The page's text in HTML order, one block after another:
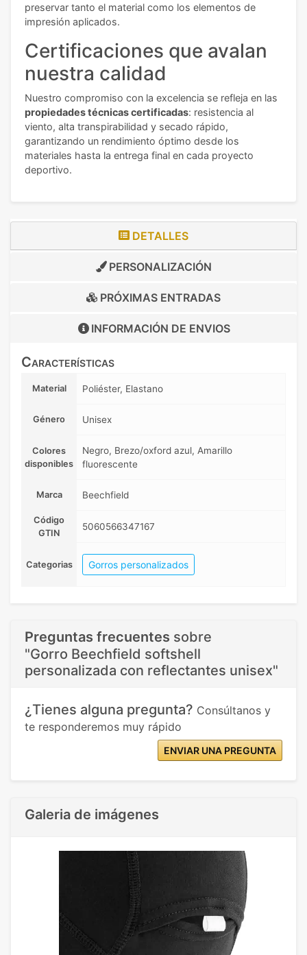
preservar tanto el material como los elementos de
impresión aplicados.
Certificaciones que avalan
nuestra calidad
Nuestro compromiso con la excelencia se refleja en las
propiedades técnicas certificadas: resistencia al
viento, alta transpirabilidad y secado rápido,
garantizando un rendimiento óptimo desde los
materiales hasta la entrega final en cada proyecto
deportivo.
DETALLES
PERSONALIZACIÓN
PRÓXIMAS ENTRADAS
INFORMACIÓN DE ENVIOS
Características
Material Poliéster, Elastano
Género Unisex
Colores
disponibles
Negro, Brezo/oxford azul, Amarillo
fluorescente
Marca Beechfield
Código
GTIN
5060566347167
Categorias Gorros personalizados
Preguntas frecuentes sobre
"Gorro Beechfield softshell
personalizada con reflectantes unisex"
¿Tienes alguna pregunta? Consúltanos y
te responderemos muy rápido
ENVIAR UNA PREGUNTA
Galeria de imágenes